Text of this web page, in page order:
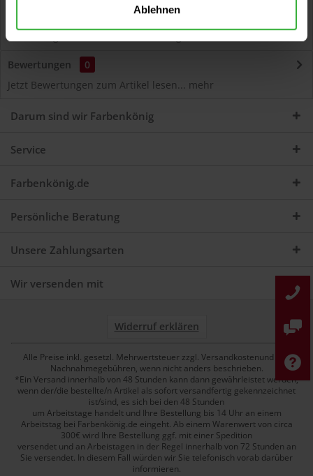
Ablehnen
Lackierungen und Lackausbesserungen am Auto...
Bewertungen
0
Jetzt Bewertungen zum Artikel lesen... mehr
Darum sind wir Farbenkönig
Service
Farbenkönig.de
Persönliche Beratung
Unsere Zahlungsarten
Wir versenden mit
Widerruf erklären
Alle Preise inkl. gesetzl. Mehrwertsteuer zzgl. Versandkostenund ggf.
Nachnahmegebühren, wenn nicht anders beschrieben.
*Ein Versand innerhalb von 48 Stunden kann dann gewährleistet werden,
wenn der/die bestellte/n Artikel als sofort versandfertig gekennzeichnet
ist/sind, es sich bei den 48 Stunden
um Arbeitstage handelt und Ihre Bestellung bis 14 Uhr an einem
Arbeitstag bei Farbenkönig.de eingeht. Ab einem Warenwert von circa
300€ wird Ihre Bestellung ggf. mit einer Spedition
versendet und an Arbeistagen in der Regel innerhalb von 72 Stunden an
Sie versendet. In diesem Fall würden wir Sie telefonisch vorab darüber
informieren.